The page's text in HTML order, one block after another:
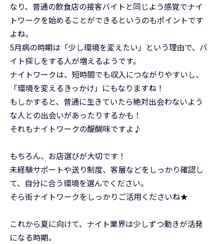
なり、普通の飲食店の接客バイトと同じよう感覚でナイ
トワークを始めることができるというのもポイントです
よね。
5月病の時期は「少し環境を変えたい」という理由で、バ
イト探しをする人が増えるようです。
ナイトワークは、短時間でも収入につながりやすいし、
「環境を変えるきっかけ」にもなりますね！
もしかすると、普通に生きていたら絶対出会わないよう
な人との出会いがあったりするかも！
それもナイトワークの醍醐味ですよ♪
もちろん、お店選びが大切です！
未経験サポートや送り制度、客層などをしっかり確認し
て、自分に合う環境を選んでください。
そら街ナイトワークをしっかりご活用くださいね★
これから夏に向けて、ナイト業界は少しずつ動きが活発
になる時期。